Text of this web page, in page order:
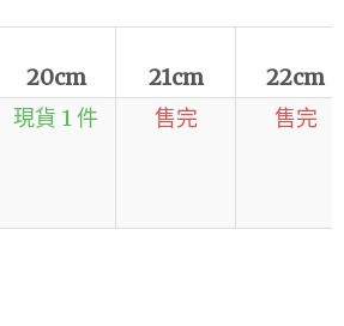
20cm 21cm
22cm
現貨 1 件 售完 售完